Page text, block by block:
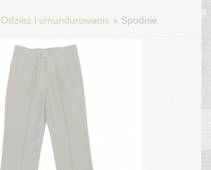
Odzież i umundurowanie » Spodnie